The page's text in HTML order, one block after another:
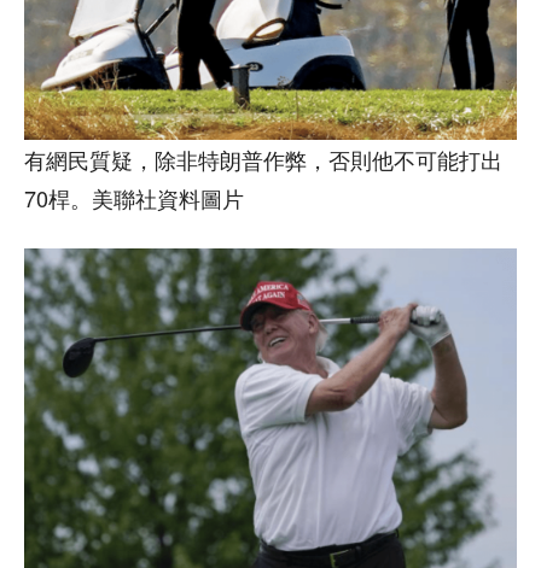
有網民質疑，除非特朗普作弊，否則他不可能打出
70桿。美聯社資料圖片